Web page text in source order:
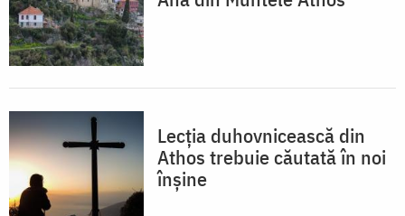
Lecția duhovnicească din
Athos trebuie căutată în noi
înșine